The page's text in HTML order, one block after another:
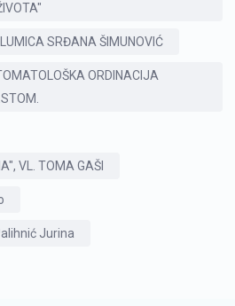
SRĐANA ŠIMUNOVIĆ
ORDINACIJA
VL. TOMA GAŠI
Jurina